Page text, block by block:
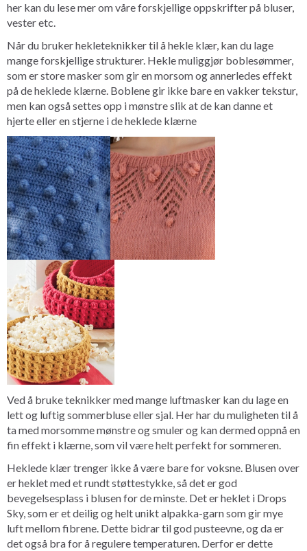
her kan du lese mer om våre forskjellige oppskrifter på bluser,
vester etc.
Når du bruker hekleteknikker til å hekle klær, kan du lage
mange forskjellige strukturer. Hekle muliggjør boblesømmer,
som er store masker som gir en morsom og annerledes effekt
på de heklede klærne. Boblene gir ikke bare en vakker tekstur,
men kan også settes opp i mønstre slik at de kan danne et
hjerte eller en stjerne i de heklede klærne
Ved å bruke teknikker med mange luftmasker kan du lage en
lett og luftig sommerbluse eller sjal. Her har du muligheten til å
ta med morsomme mønstre og smuler og kan dermed oppnå en
fin effekt i klærne, som vil være helt perfekt for sommeren.
Heklede klær trenger ikke å være bare for voksne. Blusen over
er heklet med et rundt støttestykke, så det er god
bevegelsesplass i blusen for de minste. Det er heklet i Drops
Sky, som er et deilig og helt unikt alpakka-garn som gir mye
luft mellom fibrene. Dette bidrar til god pusteevne, og da er
det også bra for å regulere temperaturen. Derfor er dette